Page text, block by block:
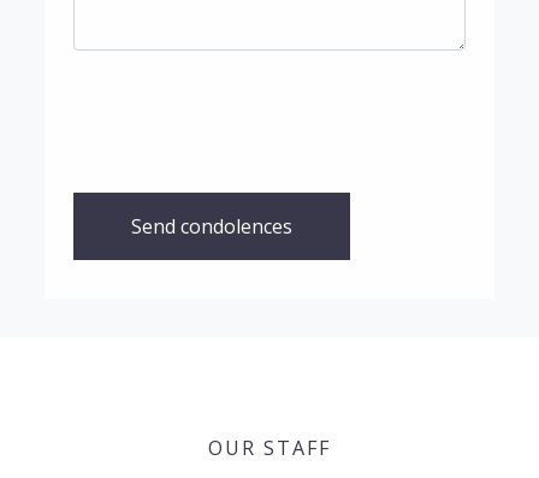
Send condolences
OUR STAFF